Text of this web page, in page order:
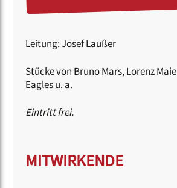
Leitung: Josef Laußer
Stücke von Bruno Mars, Lorenz
Eagles u. a.
Eintritt frei.
MITWIRKENDE